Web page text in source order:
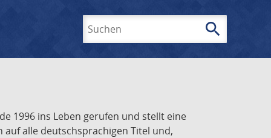
search
1996 ins Leben gerufen und stellt eine
alle deutschsprachigen Titel und,